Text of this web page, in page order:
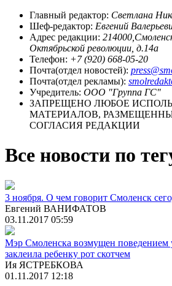
Главный редактор: Светлана
Шеф-редактор: Евгений
Адрес редакции:
Октябрьской революции, д.14а
Телефон: +7 (920) 668-05-20
Почта(отдел новостей):
Почта(отдел рекламы):
Учредитель: ООО "Группа ГС"
ЗАПРЕЩЕНО ЛЮБОЕ
МАТЕРИАЛОВ,
СОГЛАСИЯ РЕДАКЦИИ
Все новости по
3 ноября. О чем говорит Смоленск
Евгений ВАНИФАТОВ
03.11.2017 05:59
Мэр Смоленска возмущен поведением
заклеила ребенку рот скотчем
Ия ЯСТРЕБКОВА
01.11.2017 12:18